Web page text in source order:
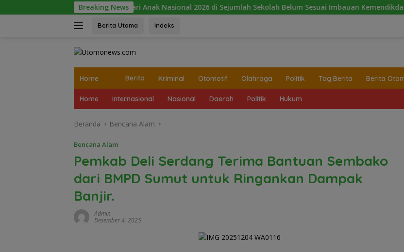
ke
Breaking News
Peringatan Hari Anak Nasional 2026 di Sejumlah Sekolah Belum Sesuai Imbauan Kemendikdasmen 2
Berita Utama Indeks
Home Berita Kriminal Otomotif Olahraga Politik Tag Berita Berita
Home Internasional Nasional Daerah Politik Hukum
Beranda Bencana Alam
Bencana Alam
Pemkab Deli Serdang Terima Bantuan Sembako
dari BMPD Sumut untuk Ringankan Dampak
Banjir.
Admin
Desember 4, 2025